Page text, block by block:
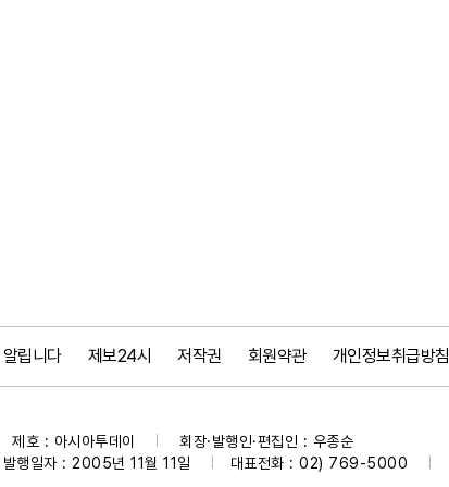
알립니다 제보24시 저작권 회원약관 개인정보취급방침
제호 : 아시아투데이
회장·발행인·편집인 : 우종순
발행일자 : 2005년 11월 11일 대표전화 : 02) 769-5000